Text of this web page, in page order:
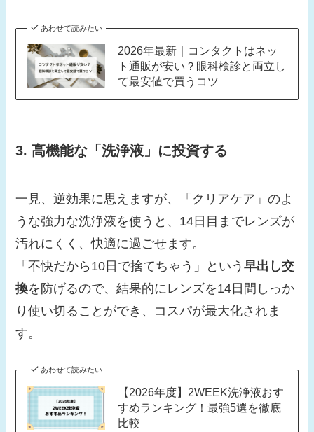
あわせて読みたい
2026年最新｜コンタクトはネッ
ト通販が安い？眼科検診と両立し
て最安値で買うコツ
3. 高機能な「洗浄液」に投資する
一見、逆効果に思えますが、「クリアケア」のよ
うな強力な洗浄液を使うと、14日目までレンズが
汚れにくく、快適に過ごせます。
「不快だから10日で捨てちゃう」という早出し交
換を防げるので、結果的にレンズを14日間しっか
り使い切ることができ、コスパが最大化されま
す。
あわせて読みたい
【2026年度】2WEEK洗浄液おす
すめランキング！最強5選を徹底
比較